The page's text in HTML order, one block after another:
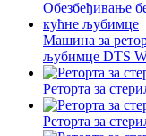
Машина за
љубимце DTS
Реторта за
Реторта за